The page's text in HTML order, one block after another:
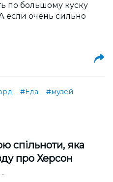
по большому куску
если очень сильно
#Еда
#музей
спільноти, яка
про Херсон